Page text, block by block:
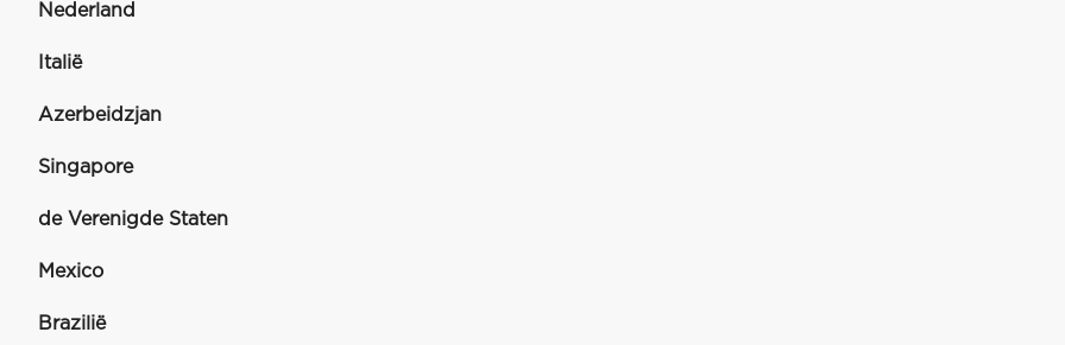
Nederland
Italië
Azerbeidzjan
Singapore
de Verenigde Staten
Mexico
Brazilië